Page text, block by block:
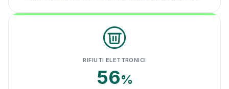
RIFIUTI ELETTRONICI
56%